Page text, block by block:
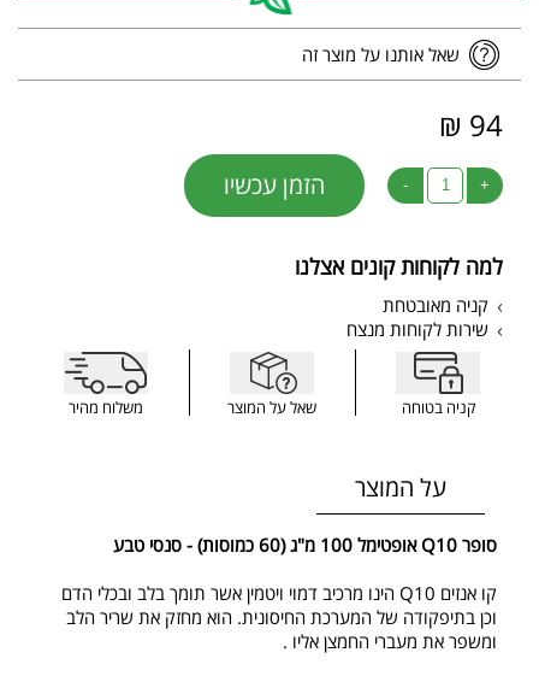
שאל אותנו על מוצר זה
94 ₪
+
- הזמן עכשיו
למה לקוחות קונים אצלנו
קניה מאובטחת
שירות לקוחות מנצח
קניה בטוחה שאל על המוצר משלוח מהיר
על המוצר
סופר Q10 אופטימל 100 מ"ג (60 כמוסות) - סנסי טבע
קו אנזים Q10 הינו מרכיב דמוי ויטמין אשר תומך בלב ובכלי הדם
וכן בתיפקודה של המערכת החיסונית. הוא מחזק את שריר הלב
ומשפר את מעברי החמצן אליו .